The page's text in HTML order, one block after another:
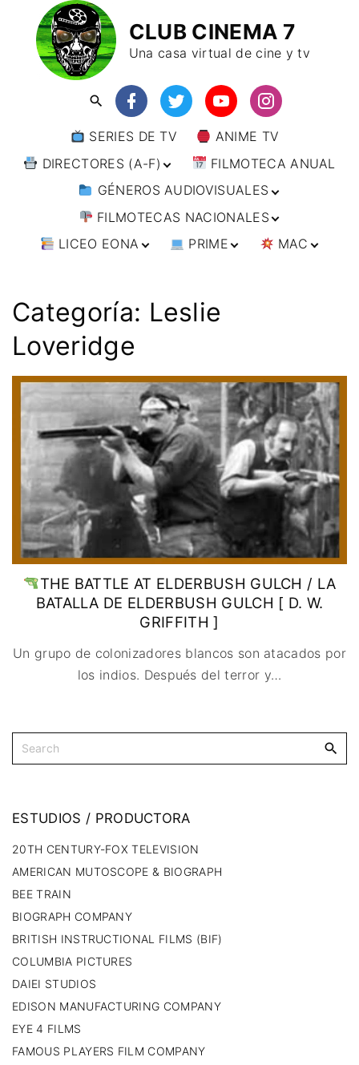
CLUB CINEMA 7
Una casa virtual de cine y tv
SERIES DE TV
ANIME TV
DIRECTORES (A-F)
DIRECTORES (F-L)
DIRECTORES (L-
W)
FILMOTECA ANUAL
GÉNEROS AUDIOVISUALES
ANIMACIÓN
ARTES MARCIALES
CINE DOCUMENTAL
CINE NEGRO / CRIMEN /
ESPIONAJE
COMEDIA
DRAMA
ÉPICO / MITOLÓGICO
EXPERIMENTOS
FANTÁSTICO
MUSICAL
TERROR
WESTERN / CHAMBARA
FILMOTECAS NACIONALES
AFRICA
MÉXICO
URUGUAY
ASIA
EUROPA
BÉLGICA
DINAMARCA
ESPAÑA
FRANCIA
ITALIA
PAISES BAJOS
REINO UNIDO
SERBIA​
SUECIA
OCEANIA
LICEO EONA
TALLERES
ONLINE
FILM DOCTOR
IMAGEN & VIDEO
SERVICIOS DE
COMPUTACIÓN
DISEÑO WEB
CONTACTO
TARJETA
DIGITAL
PRIME
IMPRESCINDIBLES
MAC
Categoría: Leslie
Loveridge
THE BATTLE AT ELDERBUSH GULCH / LA
BATALLA DE ELDERBUSH GULCH [ D. W.
GRIFFITH ]
Un grupo de colonizadores blancos son atacados por
los indios. Después del terror y…
ESTUDIOS / PRODUCTORA
20TH CENTURY-FOX TELEVISION
AMERICAN MUTOSCOPE & BIOGRAPH
BEE TRAIN
BIOGRAPH COMPANY
BRITISH INSTRUCTIONAL FILMS (BIF)
COLUMBIA PICTURES
DAIEI STUDIOS
EDISON MANUFACTURING COMPANY
EYE 4 FILMS
FAMOUS PLAYERS FILM COMPANY